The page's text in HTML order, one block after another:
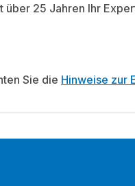
über 25 Jahren Ihr
Sie die Hinweise zur